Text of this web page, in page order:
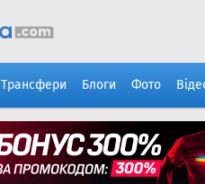
Трансфери Блоги Фото